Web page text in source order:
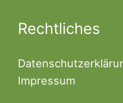
Rechtliches
Impressum